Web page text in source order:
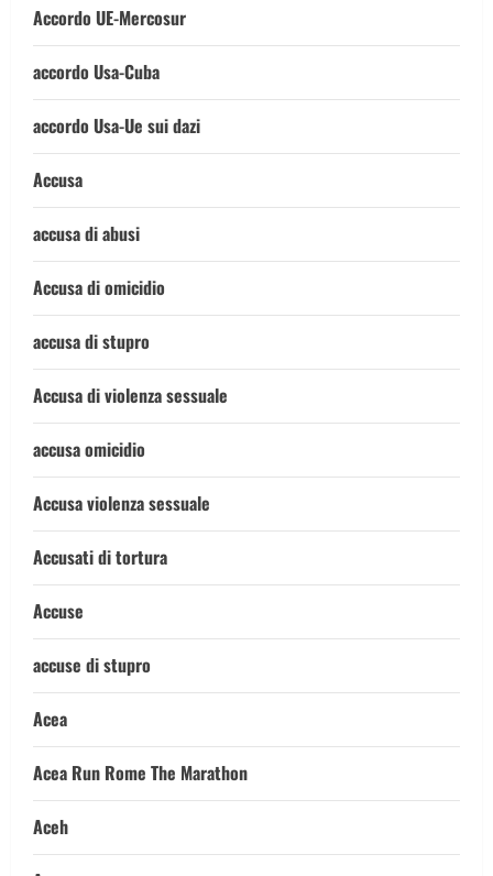
Accordo UE-Mercosur
accordo Usa-Cuba
accordo Usa-Ue sui dazi
Accusa
accusa di abusi
Accusa di omicidio
accusa di stupro
Accusa di violenza sessuale
accusa omicidio
Accusa violenza sessuale
Accusati di tortura
Accuse
accuse di stupro
Acea
Acea Run Rome The Marathon
Aceh